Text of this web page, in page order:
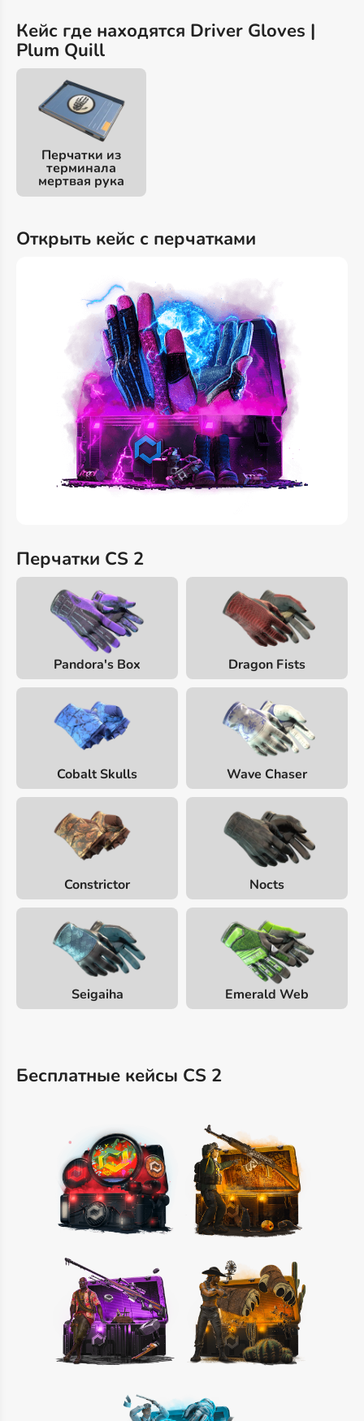
Кейс где находятся Driver Gloves |
Plum Quill
Перчатки из
терминала
мертвая рука
Открыть кейс с перчатками
Перчатки CS 2
Pandora's Box Dragon Fists
Cobalt Skulls Wave Chaser
Constrictor Nocts
Seigaiha Emerald Web
Бесплатные кейсы CS 2